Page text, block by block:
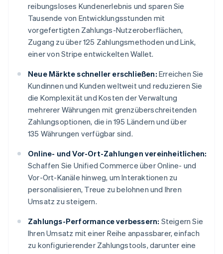
reibungsloses Kundenerlebnis und sparen Sie
Tausende von Entwicklungsstunden mit
vorgefertigten Zahlungs-Nutzeroberflächen,
Zugang zu über 125 Zahlungsmethoden und Link,
einer von Stripe entwickelten Wallet.
Neue Märkte schneller erschließen: Erreichen Sie
Kundinnen und Kunden weltweit und reduzieren Sie
die Komplexität und Kosten der Verwaltung
mehrerer Währungen mit grenzüberschreitenden
Zahlungsoptionen, die in 195 Ländern und über
135 Währungen verfügbar sind.
Online- und Vor-Ort-Zahlungen vereinheitlichen:
Schaffen Sie Unified Commerce über Online- und
Vor-Ort-Kanäle hinweg, um Interaktionen zu
personalisieren, Treue zu belohnen und Ihren
Umsatz zu steigern.
Zahlungs-Performance verbessern: Steigern Sie
Ihren Umsatz mit einer Reihe anpassbarer, einfach
zu konfigurierender Zahlungstools, darunter eine